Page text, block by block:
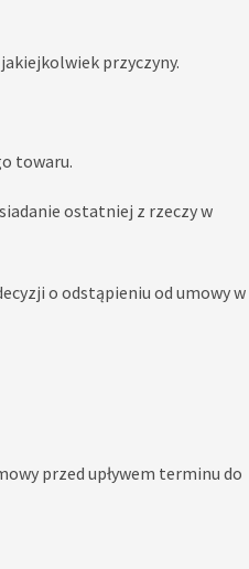
przyczyny.
towaru.
ostatniej z rzeczy w
o odstąpieniu od umowy w
przed upływem terminu do